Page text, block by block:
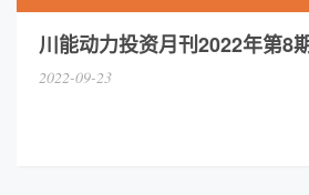
川能动力投资月刊2022年第8
2022-09-23